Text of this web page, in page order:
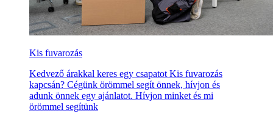
Kis fuvarozás
Kedvező árakkal keres egy csapatot Kis fuvarozás
kapcsán? Cégünk örömmel segít önnek, hívjon és
adunk önnek egy ajánlatot. Hívjon minket és mi
örömmel segítünk